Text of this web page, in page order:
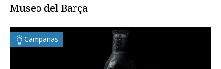
Museo del Barça
Campañas